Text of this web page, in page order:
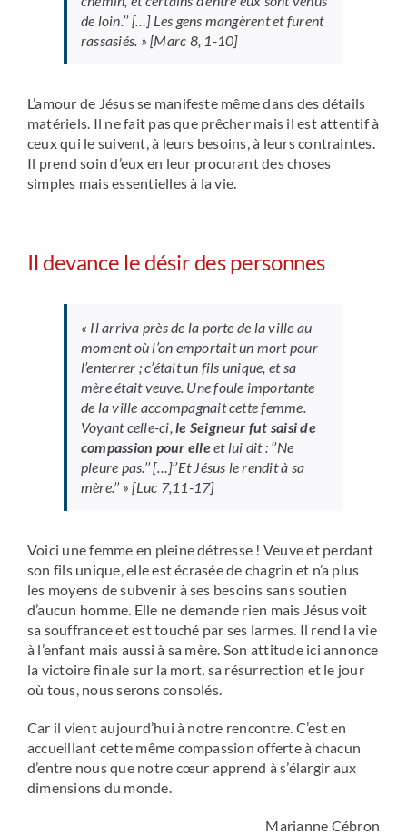
de loin.’’ […] Les gens mangèrent et furent
rassasiés. » [Marc 8, 1-10]
L’amour de Jésus se manifeste même dans des détails
matériels. Il ne fait pas que prêcher mais il est attentif à
ceux qui le suivent, à leurs besoins, à leurs contraintes.
Il prend soin d’eux en leur procurant des choses
simples mais essentielles à la vie.
Il devance le désir des personnes
« Il arriva près de la porte de la ville au
moment où l’on emportait un mort pour
l’enterrer ; c’était un fils unique, et sa
mère était veuve. Une foule importante
de la ville accompagnait cette femme.
Voyant celle-ci,le Seigneur fut saisi de
compassion pour elleet lui dit : ‘’Ne
pleure pas.’’ […]’’Et Jésus le rendit à sa
mère.’’ » [Luc 7,11-17]
Voici une femme en pleine détresse ! Veuve et perdant
son fils unique, elle est écrasée de chagrin et n’a plus
les moyens de subvenir à ses besoins sans soutien
d’aucun homme. Elle ne demande rien mais Jésus voit
sa souffrance et est touché par ses larmes. Il rend la vie
à l’enfant mais aussi à sa mère. Son attitude ici annonce
la victoire finale sur la mort, sa résurrection et le jour
où tous, nous serons consolés.
Car il vient aujourd’hui à notre rencontre. C’est en
accueillant cette même compassion offerte à chacun
d’entre nous que notre cœur apprend à s’élargir aux
dimensions du monde.
Marianne Cébron